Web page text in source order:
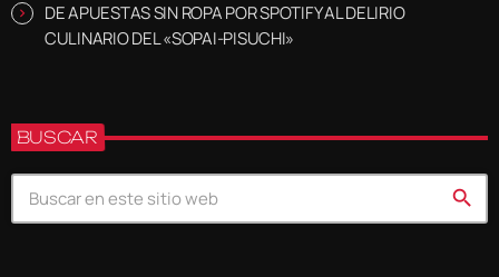
DE APUESTAS SIN ROPA POR SPOTIFY AL DELIRIO
CULINARIO DEL «SOPAI-PISUCHI»
BUSCAR
search